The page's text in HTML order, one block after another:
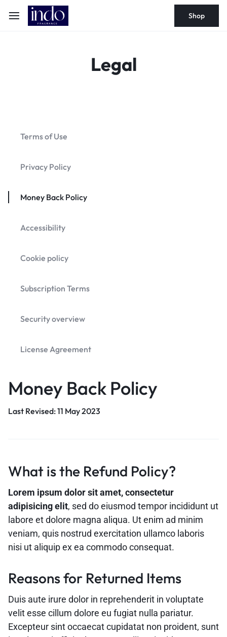
Shop
Legal
Terms of Use
Privacy Policy
Money Back Policy
Accessibility
Cookie policy
Subscription Terms
Security overview
License Agreement
Money Back Policy
Last Revised: 11 May 2023
What is the Refund Policy?
Lorem ipsum dolor sit amet, consectetur
adipisicing elit, sed do eiusmod tempor incididunt ut
labore et dolore magna aliqua. Ut enim ad minim
veniam, quis nostrud exercitation ullamco laboris
nisi ut aliquip ex ea commodo consequat.
Reasons for Returned Items
Duis aute irure dolor in reprehenderit in voluptate
velit esse cillum dolore eu fugiat nulla pariatur.
Excepteur sint occaecat cupidatat non proident, sunt